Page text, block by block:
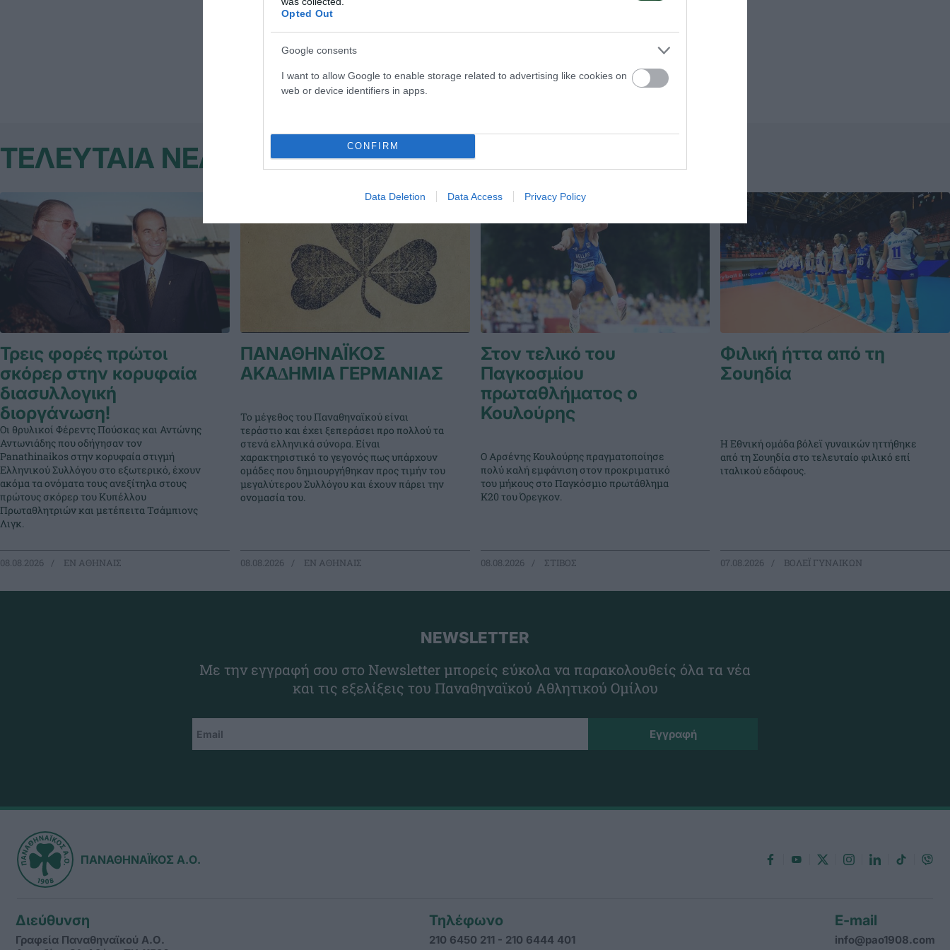
Opted Out
Google consents
I want to allow Google to enable storage related to advertising like cookies on
web or device identifiers in apps.
CONFIRM
Data Deletion Data Access Privacy Policy
Κόπηκαν συνολικά 73.879 εισιτήρια ενώ η Αθλητική Ηχώ πούλησε την
ΤΕΛΕΥΤΑΙΑ ΝΕΑ
Τρεις φορές πρώτοι
σκόρερ στην κορυφαία
διασυλλογική
διοργάνωση!
Οι θρυλικοί Φέρεντς Πούσκας και Αντώνης
Αντωνιάδης που οδήγησαν τον
Panathinaikos στην κορυφαία στιγμή
Ελληνικού Συλλόγου στο εξωτερικό, έχουν
ακόμα τα ονόματα τους ανεξίτηλα στους
πρώτους σκόρερ του Κυπέλλου
Πρωταθλητριών και μετέπειτα Τσάμπιονς
Λιγκ.
08.08.2026 EΝ ΑΘΗΝΑΙΣ
ΠΑΝΑΘΗΝΑΪΚΟΣ
ΑΚΑ∆ΗΜΙΑ ΓΕΡΜΑΝΙΑΣ
Το μέγεθος του Παναθηναϊκού είναι
τεράστιο και έχει ξεπεράσει προ πολλού τα
στενά ελληνικά σύνορα. Είναι
χαρακτηριστικό το γεγονός πως υπάρχουν
ομάδες που δημιουργήθηκαν προς τιμήν του
μεγαλύτερου Συλλόγου και έχουν πάρει την
ονομασία του.
08.08.2026 EΝ ΑΘΗΝΑΙΣ
Στον τελικό του
Παγκοσμίου
πρωταθλήματος ο
Κουλούρης
Ο Αρσένης Κουλούρης πραγματοποίησε
πολύ καλή εμφάνιση στον προκριματικό
του μήκους στο Παγκόσμιο πρωτάθλημα
Κ20 του Όρεγκον.
08.08.2026 ΣΤΙΒΟΣ
Φιλική ήττα από τη
Σουηδία
Η Εθνική ομάδα βόλεϊ γυναικών ηττήθηκε
από τη Σουηδία στο τελευταίο φιλικό επί
ιταλικού εδάφους.
07.08.2026 ΒΟΛΕΪ ΓΥΝΑΙΚΩΝ
NEWSLETTER
Με την εγγραφή σου στο Newsletter μπορείς εύκολα να παρακολουθείς όλα τα νέα
και τις εξελίξεις του Παναθηναϊκού Αθλητικού Ομίλου
ΠΑΝΑΘΗΝΑΪΚΟΣ Α.Ο.
Διεύθυνση
Γραφεία Παναθηναϊκού Α.Ο.
Τηλέφωνο
210 6450 211 - 210 6444 401
E-mail
info@pao1908.com